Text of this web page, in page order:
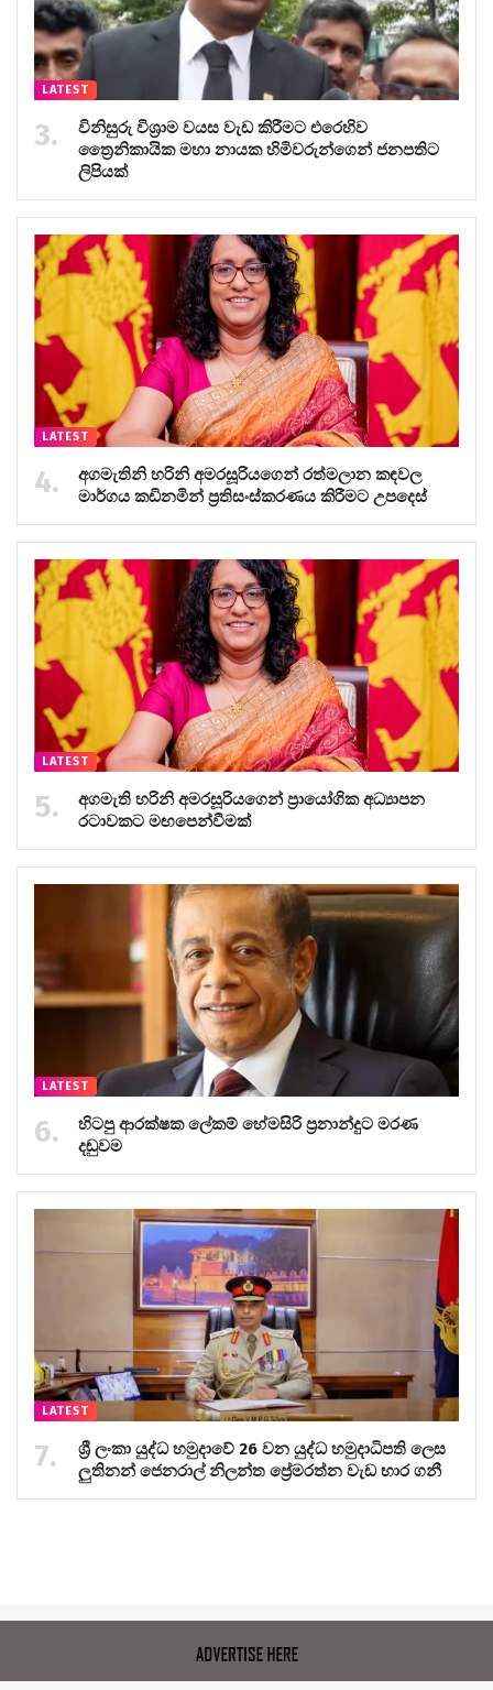
LATEST
විනිසුරු විශ්‍රාම වයස වැඩ කිරීමට එරෙහිව
ත්‍රෛනිකායික මහා නායක හිමිවරුන්ගෙන් ජනපතිට
ලිපියක්
LATEST
අගමැතිනි හරිනි අමරසූරියගෙන් රත්මලාන කඳවල
මාර්ගය කඩිනමින් ප්‍රතිසංස්කරණය කිරීමට උපදෙස්
LATEST
අගමැති හරිනි අමරසූරියගෙන් ප්‍රායෝගික අධ්‍යාපන
රටාවකට මඟපෙන්වීමක්
LATEST
හිටපු ආරක්ෂක ලේකම් හේමසිරි ප්‍රනාන්දුට මරණ
දඬුවම
LATEST
ශ්‍රී ලංකා යුද්ධ හමුදාවේ 26 වන යුද්ධ හමුදාධිපති ලෙස
ලුතිනන් ජෙනරාල් නිලන්ත ප්‍රේමරත්න වැඩ භාර ගනී